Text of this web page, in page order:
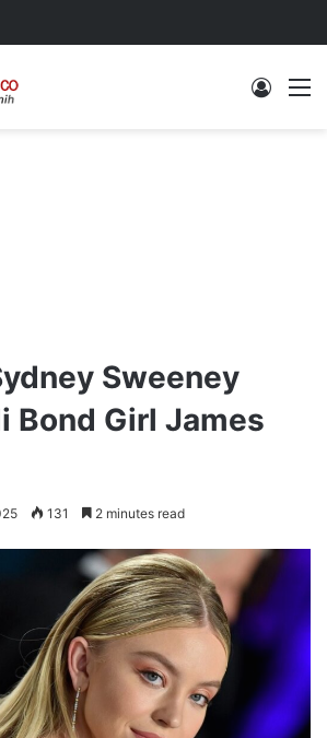
Log In
Sweeney
Bond Girl James
131 2 minutes read